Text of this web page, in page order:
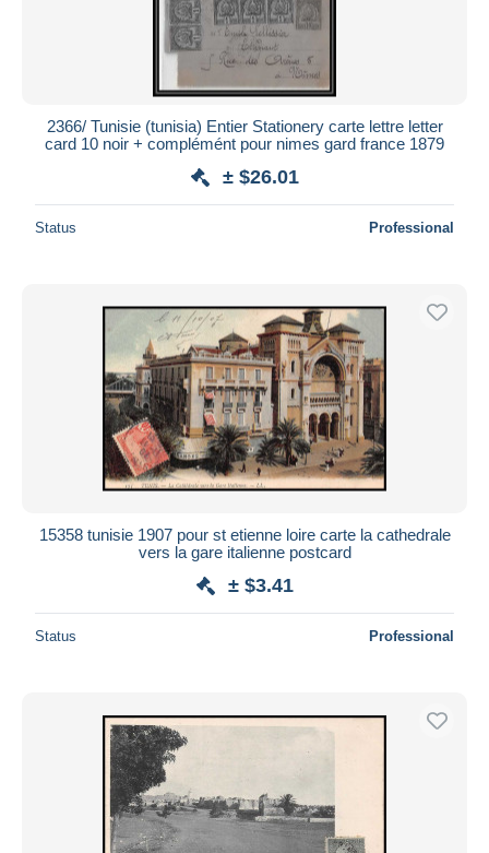
2366/ Tunisie (tunisia) Entier Stationery carte lettre letter
card 10 noir + complémént pour nimes gard france 1879
± $26.01
Status Professional
15358 tunisie 1907 pour st etienne loire carte la cathedrale
vers la gare italienne postcard
± $3.41
Status Professional